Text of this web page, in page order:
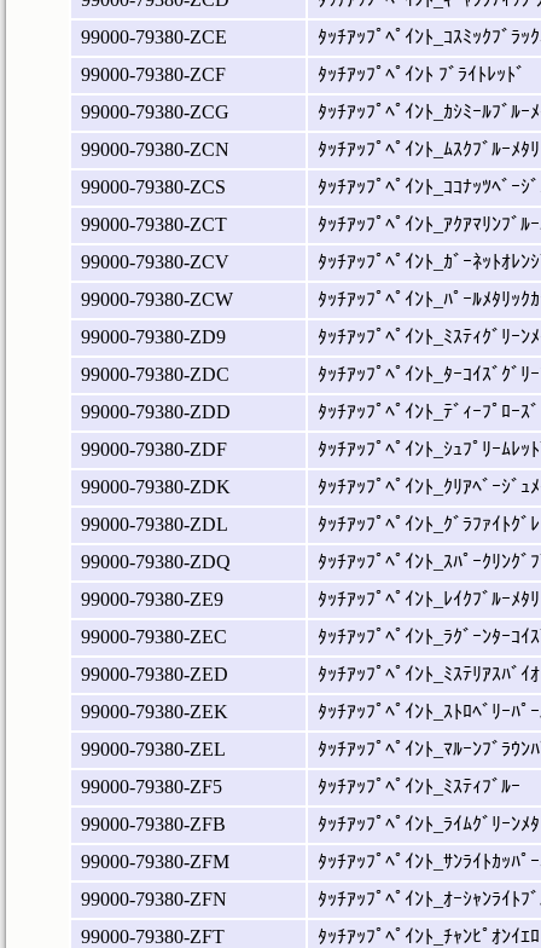
99000-79380-ZCE
ﾀｯﾁｱｯﾌﾟﾍﾟｲﾝﾄ_ｺｽﾐｯｸﾌﾞﾗｯ
99000-79380-ZCF
ﾀｯﾁｱｯﾌﾟﾍﾟｲﾝﾄ ﾌﾞﾗｲﾄﾚｯﾄﾞ
99000-79380-ZCG
ﾀｯﾁｱｯﾌﾟﾍﾟｲﾝﾄ_ｶｼﾐｰﾙﾌﾞﾙｰ
99000-79380-ZCN
ﾀｯﾁｱｯﾌﾟﾍﾟｲﾝﾄ_ﾑｽｸﾌﾞﾙｰﾒﾀ
99000-79380-ZCS
ﾀｯﾁｱｯﾌﾟﾍﾟｲﾝﾄ_ｺｺﾅｯﾂﾍﾞｰｼ
99000-79380-ZCT
ﾀｯﾁｱｯﾌﾟﾍﾟｲﾝﾄ_ｱｸｱﾏﾘﾝﾌﾞﾙ
99000-79380-ZCV
ﾀｯﾁｱｯﾌﾟﾍﾟｲﾝﾄ_ｶﾞｰﾈｯﾄｵﾚﾝ
99000-79380-ZCW
ﾀｯﾁｱｯﾌﾟﾍﾟｲﾝﾄ_ﾊﾟｰﾙﾒﾀﾘｯｸ
99000-79380-ZD9
ﾀｯﾁｱｯﾌﾟﾍﾟｲﾝﾄ_ﾐｽﾃｨｸﾞﾘｰﾝ
99000-79380-ZDC
ﾀｯﾁｱｯﾌﾟﾍﾟｲﾝﾄ_ﾀｰｺｲｽﾞｸﾞﾘ
99000-79380-ZDD
ﾀｯﾁｱｯﾌﾟﾍﾟｲﾝﾄ_ﾃﾞｨｰﾌﾟﾛｰｽ
99000-79380-ZDF
ﾀｯﾁｱｯﾌﾟﾍﾟｲﾝﾄ_ｼｭﾌﾟﾘｰﾑﾚｯ
99000-79380-ZDK
ﾀｯﾁｱｯﾌﾟﾍﾟｲﾝﾄ_ｸﾘｱﾍﾞｰｼﾞｭ
99000-79380-ZDL
ﾀｯﾁｱｯﾌﾟﾍﾟｲﾝﾄ_ｸﾞﾗﾌｧｲﾄｸﾞ
99000-79380-ZDQ
ﾀｯﾁｱｯﾌﾟﾍﾟｲﾝﾄ_ｽﾊﾟｰｸﾘﾝｸﾞ
99000-79380-ZE9
ﾀｯﾁｱｯﾌﾟﾍﾟｲﾝﾄ_ﾚｲｸﾌﾞﾙｰﾒﾀ
99000-79380-ZEC
ﾀｯﾁｱｯﾌﾟﾍﾟｲﾝﾄ_ﾗｸﾞｰﾝﾀｰｺｲ
99000-79380-ZED
ﾀｯﾁｱｯﾌﾟﾍﾟｲﾝﾄ_ﾐｽﾃﾘｱｽﾊﾞｲ
99000-79380-ZEK
ﾀｯﾁｱｯﾌﾟﾍﾟｲﾝﾄ_ｽﾄﾛﾍﾞﾘｰﾊﾟ
99000-79380-ZEL
ﾀｯﾁｱｯﾌﾟﾍﾟｲﾝﾄ_ﾏﾙｰﾝﾌﾞﾗｳﾝ
99000-79380-ZF5
ﾀｯﾁｱｯﾌﾟﾍﾟｲﾝﾄ_ﾐｽﾃｨﾌﾞﾙｰ
99000-79380-ZFB
ﾀｯﾁｱｯﾌﾟﾍﾟｲﾝﾄ_ﾗｲﾑｸﾞﾘｰﾝﾒ
99000-79380-ZFM
ﾀｯﾁｱｯﾌﾟﾍﾟｲﾝﾄ_ｻﾝﾗｲﾄｶｯﾊﾟ
99000-79380-ZFN
ﾀｯﾁｱｯﾌﾟﾍﾟｲﾝﾄ_ｵｰｼｬﾝﾗｲﾄﾌ
99000-79380-ZFT
ﾀｯﾁｱｯﾌﾟﾍﾟｲﾝﾄ_ﾁｬﾝﾋﾟｵﾝｲｴ